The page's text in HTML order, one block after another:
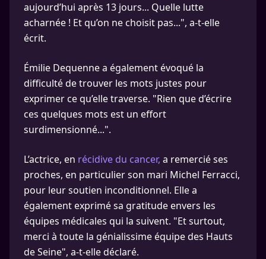
aujourd’hui après 13 jours... Quelle lutte
acharnée ! Et qu’on ne choisit pas...", a-t-elle
écrit.
Émilie Dequenne a également évoqué la
difficulté de trouver les mots justes pour
exprimer ce qu’elle traverse. "Rien que d’écrire
ces quelques mots est un effort
surdimensionné...".
L’actrice, en récidive du cancer, a remercié ses
proches, en particulier son mari Michel Ferracci,
pour leur soutien inconditionnel. Elle a
également exprimé sa gratitude envers les
équipes médicales qui la suivent. "Et surtout,
merci à toute la génialissime équipe des Hauts
de Seine", a-t-elle déclaré.